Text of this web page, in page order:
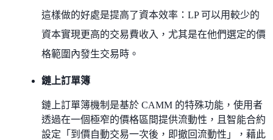
這樣做的好處是提高了資本效率：LP 可以用較少的
資本實現更高的交易費收入，尤其是在他們選定的價
格範圍內發生交易時。
鏈上訂單簿
鏈上訂單簿機制是基於 CAMM 的特殊功能，使用者
透過在一個極窄的價格區間提供流動性，且智能合約
設定「到價自動交易一次後，即撤回流動性」，藉此